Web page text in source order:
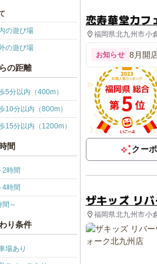
恋寿華堂カフ
福岡県北九州市小
お知らせ 8月開
クー
ザキッズ リ
福岡県北九州市小
の遊び場
の遊び場
の距離
5分以内（400m）
10分以内（800m）
15分以内（1200m）
間
2時間
4時間
間～
り条件
場あり